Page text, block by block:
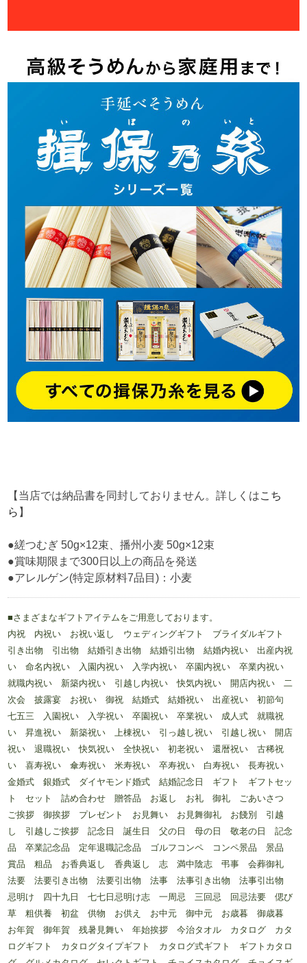
【当店では納品書を同封しておりません。詳しくはこち
ら 】
●縒つむぎ 50g×12束、播州小麦 50g×12束
●賞味期限まで300日以上の商品を発送
●アレルゲン(特定原材料7品目)：小麦
■さまざまなギフトアイテムをご用意しております。
内祝 内祝い お祝い返し ウェディングギフト ブライダルギフト
引き出物 引出物 結婚引き出物 結婚引出物 結婚内祝い 出産内祝
い 命名内祝い 入園内祝い 入学内祝い 卒園内祝い 卒業内祝い
就職内祝い 新築内祝い 引越し内祝い 快気内祝い 開店内祝い 二
次会 披露宴 お祝い 御祝 結婚式 結婚祝い 出産祝い 初節句
七五三 入園祝い 入学祝い 卒園祝い 卒業祝い 成人式 就職祝
い 昇進祝い 新築祝い 上棟祝い 引っ越し祝い 引越し祝い 開店
祝い 退職祝い 快気祝い 全快祝い 初老祝い 還暦祝い 古稀祝
い 喜寿祝い 傘寿祝い 米寿祝い 卒寿祝い 白寿祝い 長寿祝い
金婚式 銀婚式 ダイヤモンド婚式 結婚記念日 ギフト ギフトセッ
ト セット 詰め合わせ 贈答品 お返し お礼 御礼 ごあいさつ
ご挨拶 御挨拶 プレゼント お見舞い お見舞御礼 お餞別 引越
し 引越しご挨拶 記念日 誕生日 父の日 母の日 敬老の日 記念
品 卒業記念品 定年退職記念品 ゴルフコンペ コンペ景品 景品
賞品 粗品 お香典返し 香典返し 志 満中陰志 弔事 会葬御礼
法要 法要引き出物 法要引出物 法事 法事引き出物 法事引出物
忌明け 四十九日 七七日忌明け志 一周忌 三回忌 回忌法要 偲び
草 粗供養 初盆 供物 お供え お中元 御中元 お歳暮 御歳暮
お年賀 御年賀 残暑見舞い 年始挨拶 今治タオル カタログ カタ
ログギフト カタログタイプギフト カタログ式ギフト ギフトカタロ